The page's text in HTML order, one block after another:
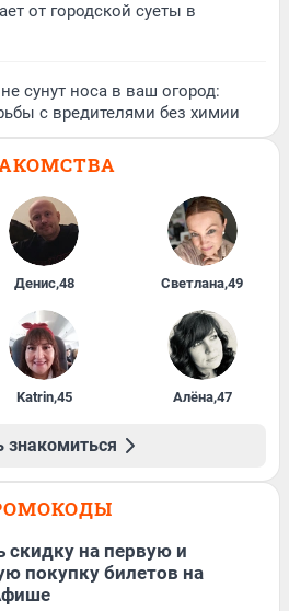
от городской суеты в
сунут носа в ваш огород:
с вредителями без химии
Денис,48 Светлана,49
Katrin,45 Алёна,47
знакомиться
скидку на первую и
покупку билетов на